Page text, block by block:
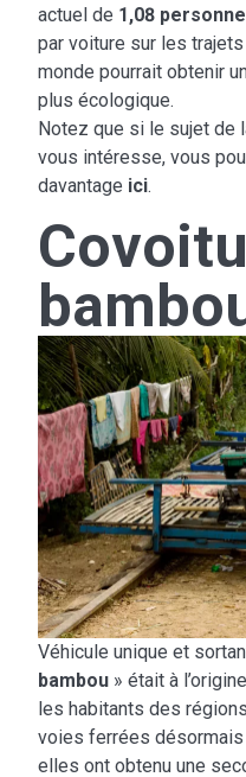
actuel de 1,08
par voiture sur les
monde pourrait obtenir
plus écologique.
Notez que si le sujet de
vous intéresse, vous
davantage ici.
Véhicule unique et
bambou » était à
les habitants des
voies ferrées désormais
elles ont obtenu une